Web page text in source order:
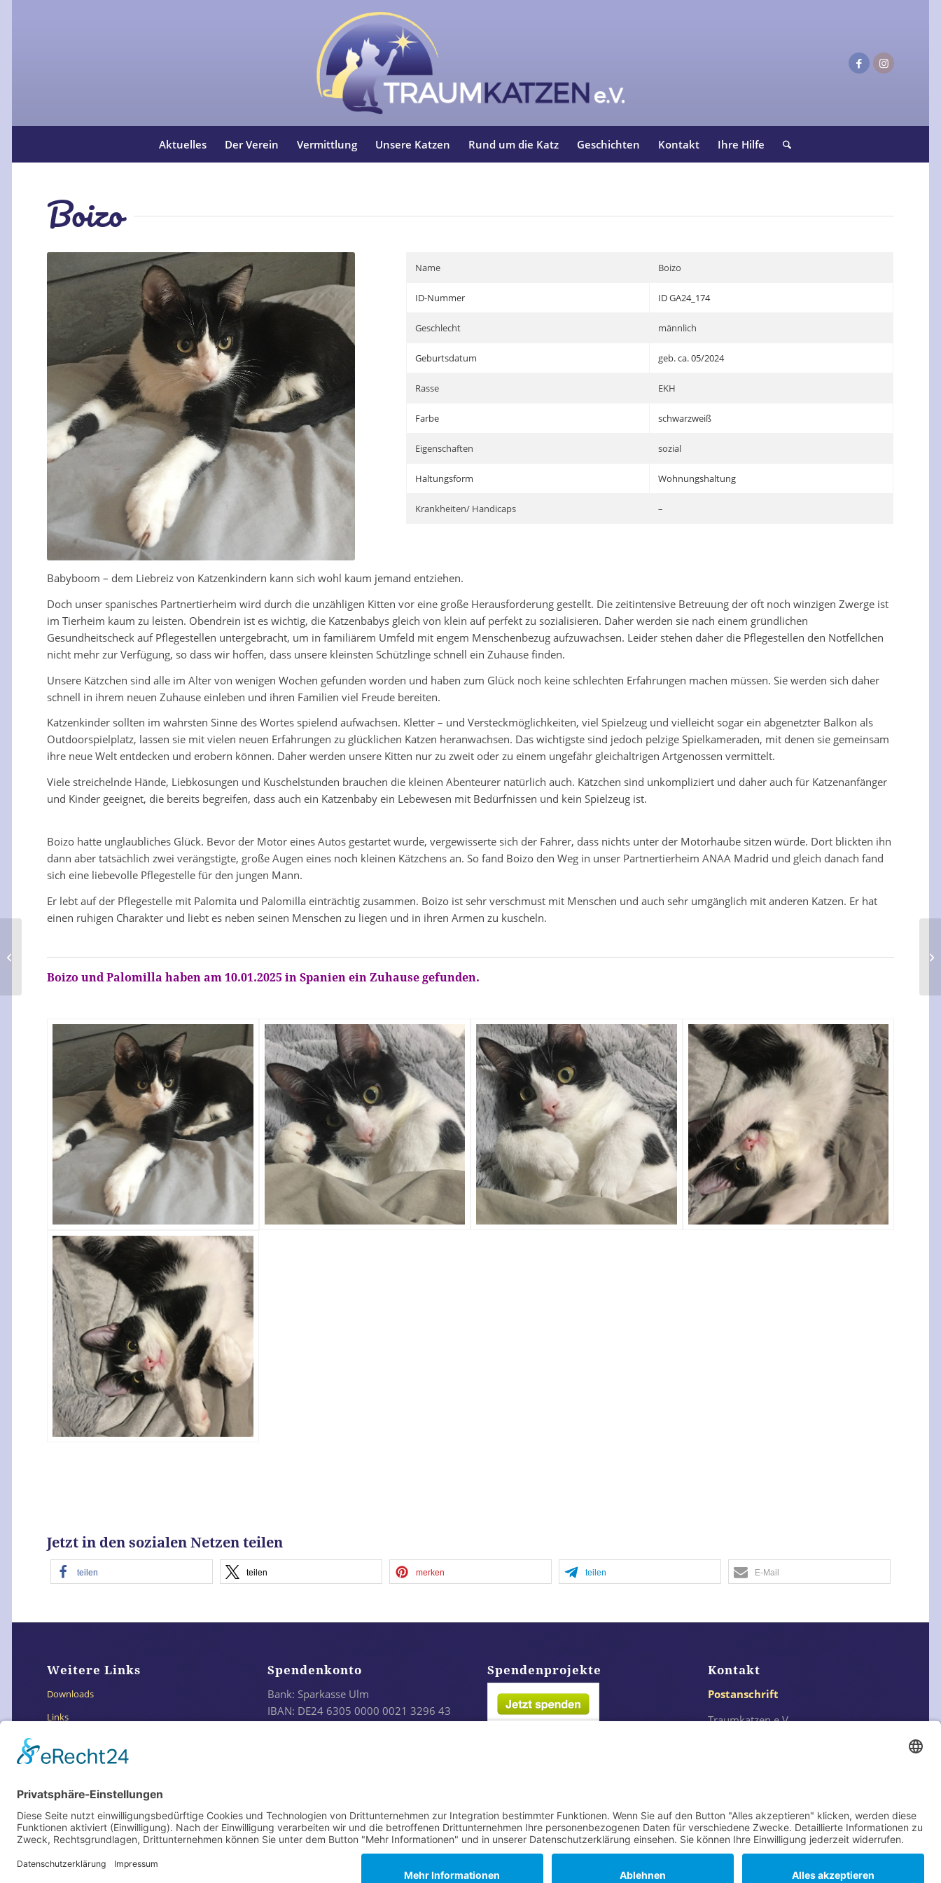
Aktuelles Der Verein Vermittlung Unsere Katzen Rund um die Katz Geschichten Kontakt Ihre Hilfe
Boizo
Name Boizo
ID-Nummer ID GA24_174
Geschlecht männlich
Geburtsdatum geb. ca. 05/2024
Rasse EKH
Farbe schwarzweiß
Eigenschaften sozial
Haltungsform Wohnungshaltung
Krankheiten/ Handicaps –
Babyboom – dem Liebreiz von Katzenkindern kann sich wohl kaum jemand entziehen.
Doch unser spanisches Partnertierheim wird durch die unzähligen Kitten vor eine große Herausforderung gestellt. Die zeitintensive Betreuung der oft noch winzigen Zwerge ist
im Tierheim kaum zu leisten. Obendrein ist es wichtig, die Katzenbabys gleich von klein auf perfekt zu sozialisieren. Daher werden sie nach einem gründlichen
Gesundheitscheck auf Pflegestellen untergebracht, um in familiärem Umfeld mit engem Menschenbezug aufzuwachsen. Leider stehen daher die Pflegestellen den Notfellchen
nicht mehr zur Verfügung, so dass wir hoffen, dass unsere kleinsten Schützlinge schnell ein Zuhause finden.
Unsere Kätzchen sind alle im Alter von wenigen Wochen gefunden worden und haben zum Glück noch keine schlechten Erfahrungen machen müssen. Sie werden sich daher
schnell in ihrem neuen Zuhause einleben und ihren Familien viel Freude bereiten.
Katzenkinder sollten im wahrsten Sinne des Wortes spielend aufwachsen. Kletter – und Versteckmöglichkeiten, viel Spielzeug und vielleicht sogar ein abgenetzter Balkon als
Outdoorspielplatz, lassen sie mit vielen neuen Erfahrungen zu glücklichen Katzen heranwachsen. Das wichtigste sind jedoch pelzige Spielkameraden, mit denen sie gemeinsam
ihre neue Welt entdecken und erobern können. Daher werden unsere Kitten nur zu zweit oder zu einem ungefähr gleichaltrigen Artgenossen vermittelt.
Viele streichelnde Hände, Liebkosungen und Kuschelstunden brauchen die kleinen Abenteurer natürlich auch. Kätzchen sind unkompliziert und daher auch für Katzenanfänger
und Kinder geeignet, die bereits begreifen, dass auch ein Katzenbaby ein Lebewesen mit Bedürfnissen und kein Spielzeug ist.
Boizo hatte unglaubliches Glück. Bevor der Motor eines Autos gestartet wurde, vergewisserte sich der Fahrer, dass nichts unter der Motorhaube sitzen würde. Dort blickten ihn
dann aber tatsächlich zwei verängstigte, große Augen eines noch kleinen Kätzchens an. So fand Boizo den Weg in unser Partnertierheim ANAA Madrid und gleich danach fand
sich eine liebevolle Pflegestelle für den jungen Mann.
Er lebt auf der Pflegestelle mit Palomita und Palomilla einträchtig zusammen. Boizo ist sehr verschmust mit Menschen und auch sehr umgänglich mit anderen Katzen. Er hat
einen ruhigen Charakter und liebt es neben seinen Menschen zu liegen und in ihren Armen zu kuscheln.
Boizo und Palomilla haben am 10.01.2025 in Spanien ein Zuhause gefunden.
Jetzt in den sozialen Netzen teilen
teilen teilen merken teilen E-Mail
Weitere Links
Downloads
Links
Datenschutzerklärung
Spendenkonto
Bank: Sparkasse Ulm
IBAN: DE24 6305 0000 0021 3296 43
Spendenprojekte Kontakt
Postanschrift
Traumkatzen e.V.
Palomilla